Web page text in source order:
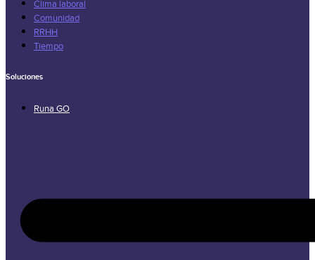
Clima laboral
Comunidad
RRHH
Tiempo
Soluciones
Runa GO